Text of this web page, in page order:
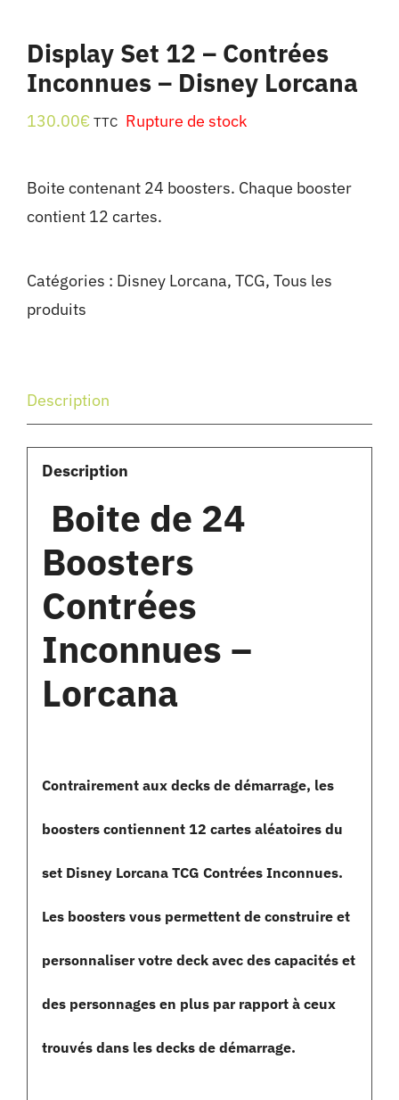
Display Set 12 – Contrées
Inconnues – Disney Lorcana
130.00€ TTC Rupture de stock
Boite contenant 24 boosters. Chaque booster
contient 12 cartes.
Catégories : Disney Lorcana, TCG, Tous les
produits
Description
Description
Boite de 24
Boosters
Contrées
Inconnues –
Lorcana
Contrairement aux decks de démarrage, les
boosters contiennent 12 cartes aléatoires du
set Disney Lorcana TCG Contrées Inconnues.
Les boosters vous permettent de construire et
personnaliser votre deck avec des capacités et
des personnages en plus par rapport à ceux
trouvés dans les decks de démarrage.